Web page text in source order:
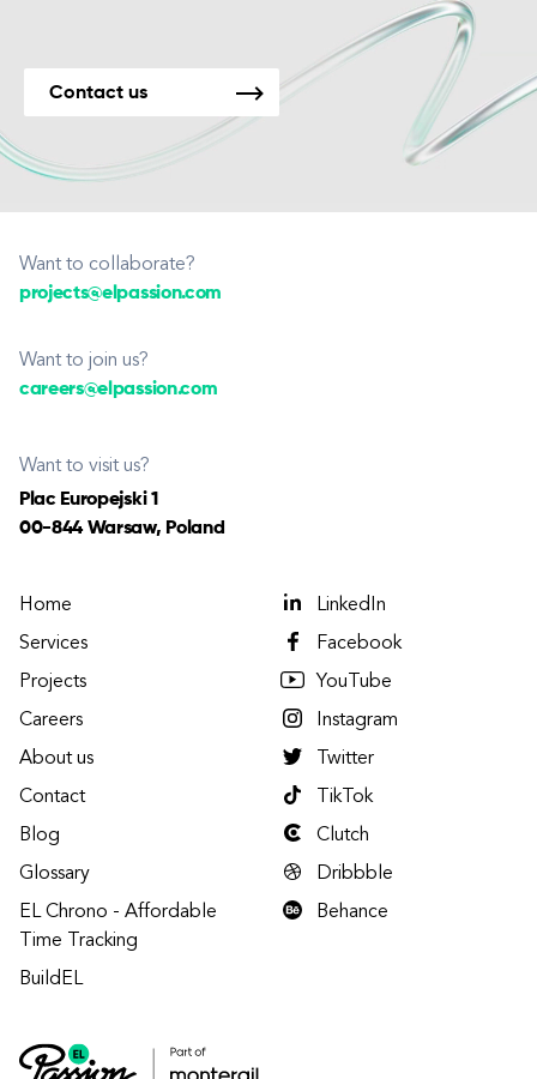
Contact us
Want to collaborate?
projects@elpassion.com
Want to join us?
careers@elpassion.com
Want to visit us?
Plac Europejski 1
00-844 Warsaw, Poland
Home
Services
Projects
Careers
About us
Contact
Blog
Glossary
EL Chrono - Affordable
Time Tracking
BuildEL
LinkedIn
Facebook
YouTube
Instagram
Twitter
TikTok
Clutch
Dribbble
Behance